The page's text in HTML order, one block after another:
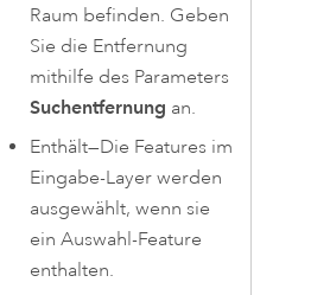
Raum befinden. Geben
Sie die Entfernung
mithilfe des Parameters
Suchentfernung an.
Enthält—Die Features im
Eingabe-Layer werden
ausgewählt, wenn sie
ein Auswahl-Feature
enthalten.